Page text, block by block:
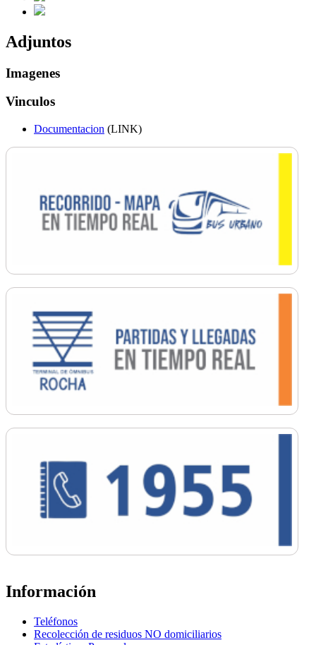
Adjuntos
Imagenes
Vinculos
Documentacion (LINK)
Información
Teléfonos
Recolección de residuos NO domiciliarios